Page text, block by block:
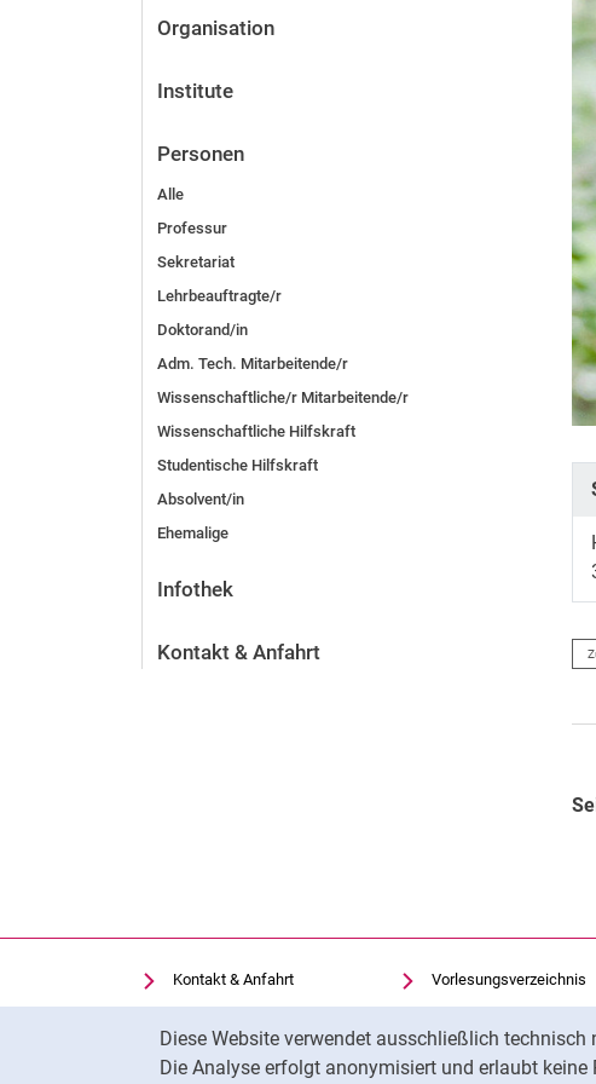
Diese Website verwendet ausschließlich
Die Analyse erfolgt anonymisiert und erlaubt
Organisation
Institute
Personen
Alle
Professur
Sekretariat
Lehrbeauftragte/r
Doktorand/in
Adm. Tech. Mitarbeitende/r
Wissenschaftliche/r Mitarbeitende/r
Wissenschaftliche Hilfskraft
Studentische Hilfskraft
Absolvent/in
Ehemalige
Infothek
Kontakt & Anfahrt
Kontakt & Anfahrt
Einrichtungen suchen
Stellenangebote
Cookie-Einstellungen
Vorlesungsverzeichnis
Uni-Bibliothek
Moodle
Panopto